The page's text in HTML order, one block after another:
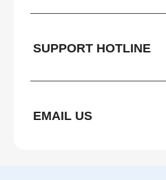
SUPPORT HOTLINE
EMAIL US